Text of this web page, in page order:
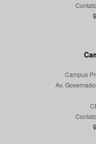
Campus
Av.